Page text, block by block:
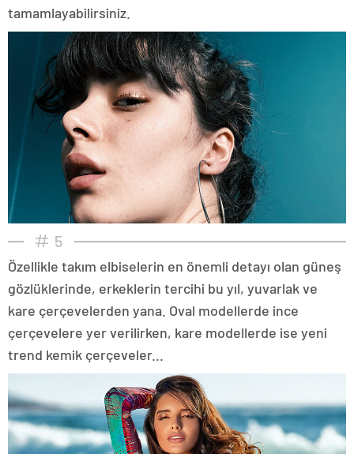
tamamlayabilirsiniz.
5
Özellikle takım elbiselerin en önemli detayı olan güneş
gözlüklerinde, erkeklerin tercihi bu yıl, yuvarlak ve
kare çerçevelerden yana. Oval modellerde ince
çerçevelere yer verilirken, kare modellerde ise yeni
trend kemik çerçeveler...